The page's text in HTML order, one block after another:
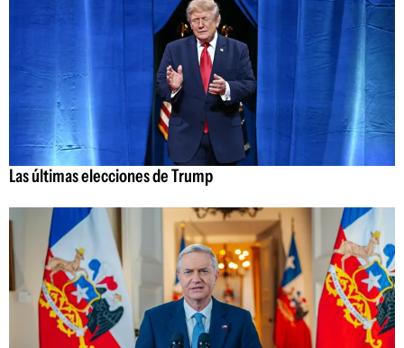
Las últimas elecciones de Trump